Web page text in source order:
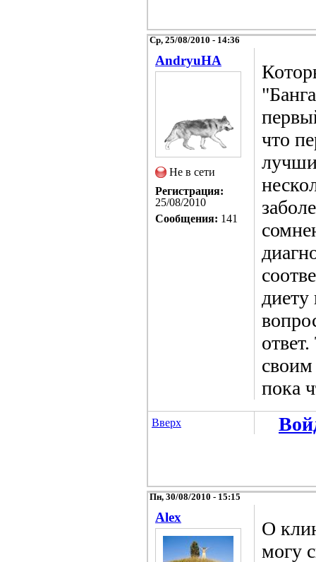
Ср, 25/08/2010 - 14:36
AndryuHA
Не в сети
Регистрация:
25/08/2010
Сообщения: 141
что
пока
Вверх
Пн, 30/08/2010 - 15:15
Alex
О
могу